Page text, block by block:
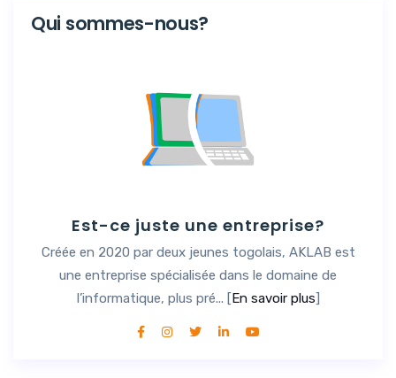
Qui sommes-nous?
Est-ce juste une entreprise?
Créée en 2020 par deux jeunes togolais, AKLAB est
une entreprise spécialisée dans le domaine de
l’informatique, plus pré... [ En savoir plus]